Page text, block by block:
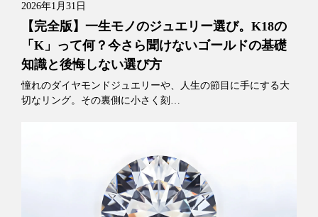
2026年1月31日
【完全版】一生モノのジュエリー選び。K18の
「K」って何？今さら聞けないゴールドの基礎
知識と後悔しない選び方
憧れのダイヤモンドジュエリーや、人生の節目に手にする大
切なリング。その裏側に小さく刻…